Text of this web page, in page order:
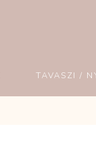
TAVASZI /